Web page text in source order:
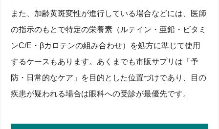
また、加齢黄斑変性が進行している場合などには、医師
の指示のもとで特定の栄養素（ルテイン・亜鉛・ビタミ
ンC/E・βカロテンの組み合わせ）を処方に準じて使用
するケースもあります。あくまでも市販サプリは「予
防・日常的なケア」を目的とした位置づけであり、目の
疾患が疑われる場合は眼科への受診が最優先です。